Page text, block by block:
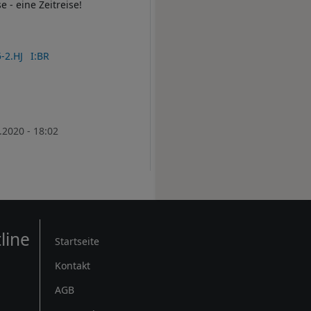
- eine Zeitreise!
I:BR
- 18:02
Rechtliches
Startseite
Kontakt
AGB